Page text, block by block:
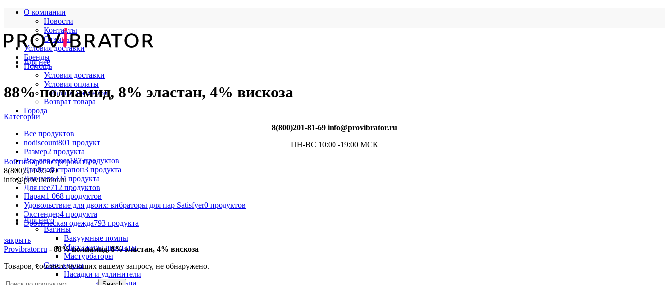
О компании
Новости
Контакты
Отзывы
Условия доставки
Бренды
Помощь
Условия доставки
Условия оплаты
Таблицы размеров
Возврат товара
Города
8(800)201-81-69 info@provibrator.ru
ПН-ВС 10:00 -19:00 МСК
Войти/Зарегистрироваться
8(800)511-55-69
info@provibrator.ru
Для нее
Для него
Вагины
Вакуумные помпы
Массажеры простаты
Мастурбаторы
Секс куклы
Насадки и удлинители
Эрекционные кольца
88% полиамид, 8% эластан, 4% вискоза
Категории
Все продуктов
nodiscount801 продукт
Размер2 продукта
Все для секса187 продуктов
Двойной страпон3 продукта
Для него324 продукта
Для нее712 продуктов
Парам1 068 продуктов
Удовольствие для двоих: вибраторы для пар Satisfyer0 продуктов
Экстендер4 продукта
Эротическая одежда793 продукта
закрыть
Provibrator.ru - 88% полиамид, 8% эластан, 4% вискоза
Товаров, соответствующих вашему запросу, не обнаружено.